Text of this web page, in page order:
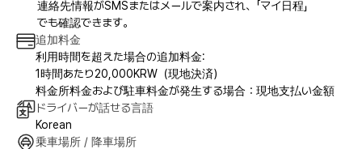
連絡先情報がSMSまたはメールで案内され、「マイ日程」
でも確認できます。
追加料金
利用時間を超えた場合の追加料金:
1時間あたり20,000KRW（現地決済）
料金所料金および駐車料金が発生する場合：現地支払い金額
ドライバーが話せる言語
Korean
乗車場所 / 降車場所